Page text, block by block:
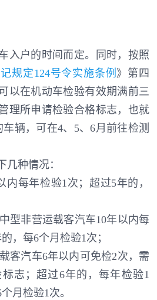
入户的时间而定。同时，按照
规定124号令实施条例 》第四
以在机动车检验有效期满前三
理所申请检验合格标志，也就
辆，可在4、5、6月前往检测
几种情况：
内每年检验1次；超过5年的，
型非营运载客汽车10年以内每
，每6个月检验1次；
客汽车6年以内可免检2次，需
志；超过6年的，每年检验1
月检验1次。